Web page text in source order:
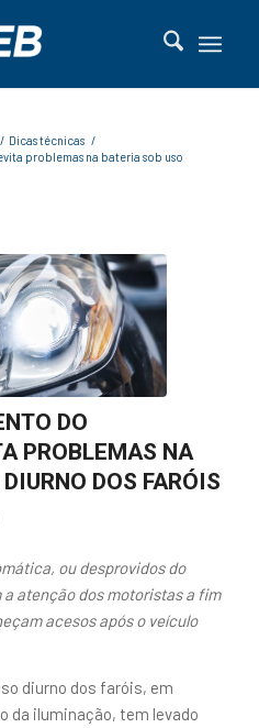
/ Dicas técnicas /
problemas na bateria sob uso
DO
PROBLEMAS NA
DOS FARÓIS
ou desprovidos do
atenção dos motoristas a fim
acesos após o veículo
diurno dos faróis, em
da iluminação, tem levado